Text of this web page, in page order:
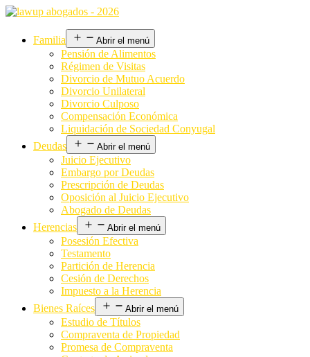
Familia Abrir el menú
Pensión de Alimentos
Régimen de Visitas
Divorcio de Mutuo Acuerdo
Divorcio Unilateral
Divorcio Culposo
Compensación Económica
Liquidación de Sociedad Conyugal
Deudas
Abrir el menú
Juicio Ejecutivo
Embargo por Deudas
Prescripción de Deudas
Oposición al Juicio Ejecutivo
Abogado de Deudas
Herencias
Abrir el menú
Posesión Efectiva
Testamento
Partición de Herencia
Cesión de Derechos
Impuesto a la Herencia
Bienes Raíces
Abrir el menú
Estudio de Títulos
Compraventa de Propiedad
Promesa de Compraventa